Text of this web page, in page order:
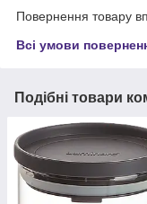
Повернення товару
Всі умови
Подібні товари